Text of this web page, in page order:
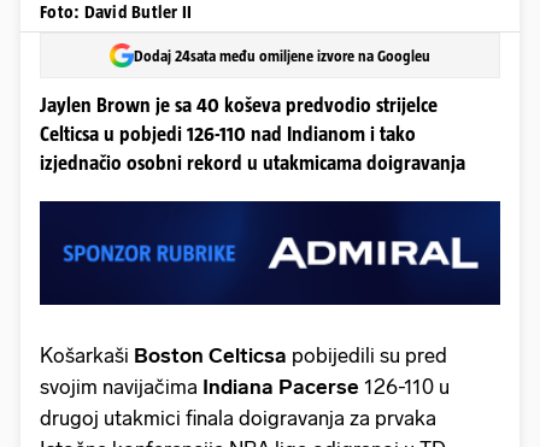
Foto: David Butler II
Dodaj 24sata među omiljene izvore na Googleu
Jaylen Brown je sa 40 koševa predvodio strijelce
Celticsa u pobjedi 126-110 nad Indianom i tako
izjednačio osobni rekord u utakmicama doigravanja
Košarkaši Boston Celticsa pobijedili su pred
svojim navijačima Indiana Pacerse 126-110 u
drugoj utakmici finala doigravanja za prvaka